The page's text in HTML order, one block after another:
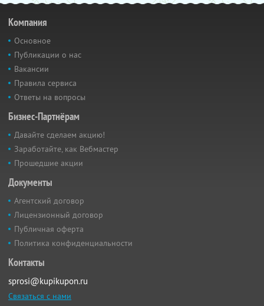
Компания
Основное
Публикации о нас
Вакансии
Правила сервиса
Ответы на вопросы
Бизнес-Партнёрам
Давайте сделаем акцию!
Заработайте, как Вебмастер
Прошедшие акции
Документы
Агентский договор
Лицензионный договор
Публичная оферта
Политика конфиденциальности
Контакты
sprosi@kupikupon.ru
Связаться с нами